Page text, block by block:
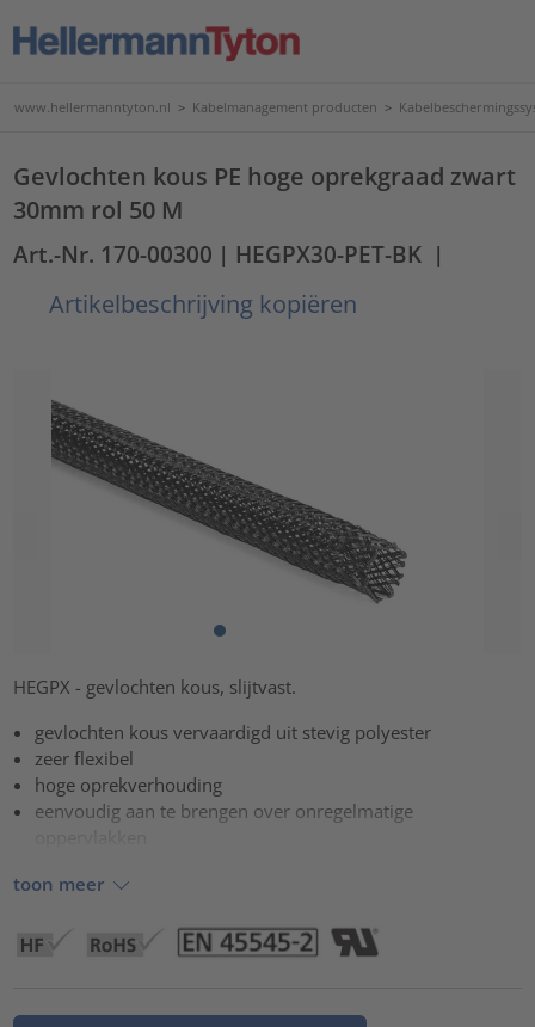
www.hellermanntyton.nl > Kabelmanagement producten >
Gevlochten kous PE hoge oprekgraad zwart
30mm rol 50 M
Art.-Nr. 170-00300 | HEGPX30-PET-BK |
Artikelbeschrijving kopiëren
HEGPX - gevlochten kous, slijtvast.
gevlochten kous vervaardigd uit stevig polyester
zeer flexibel
hoge oprekverhouding
eenvoudig aan te brengen over onregelmatige
toon meer